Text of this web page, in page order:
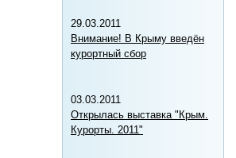
29.03.2011
Внимание! В Крыму введён
курортный сбор
03.03.2011
Открылась выставка "Крым.
Курорты. 2011"